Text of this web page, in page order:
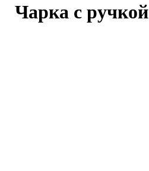
Чарка с ручкой